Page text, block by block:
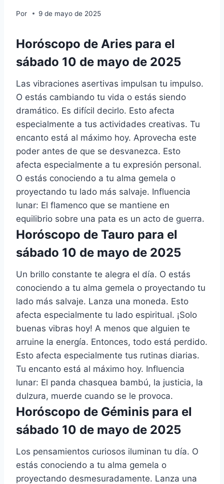
Por 9 de mayo de 2025
Horóscopo de Aries para el
sábado 10 de mayo de 2025
Las vibraciones asertivas impulsan tu impulso.
O estás cambiando tu vida o estás siendo
dramático. Es difícil decirlo. Esto afecta
especialmente a tus actividades creativas. Tu
encanto está al máximo hoy. Aprovecha este
poder antes de que se desvanezca. Esto
afecta especialmente a tu expresión personal.
O estás conociendo a tu alma gemela o
proyectando tu lado más salvaje. Influencia
lunar: El flamenco que se mantiene en
equilibrio sobre una pata es un acto de guerra.
Horóscopo de Tauro para el
sábado 10 de mayo de 2025
Un brillo constante te alegra el día. O estás
conociendo a tu alma gemela o proyectando tu
lado más salvaje. Lanza una moneda. Esto
afecta especialmente tu lado espiritual. ¡Solo
buenas vibras hoy! A menos que alguien te
arruine la energía. Entonces, todo está perdido.
Esto afecta especialmente tus rutinas diarias.
Tu encanto está al máximo hoy. Influencia
lunar: El panda chasquea bambú, la justicia, la
dulzura, muerde cuando se le provoca.
Horóscopo de Géminis para el
sábado 10 de mayo de 2025
Los pensamientos curiosos iluminan tu día. O
estás conociendo a tu alma gemela o
proyectando desmesuradamente. Lanza una